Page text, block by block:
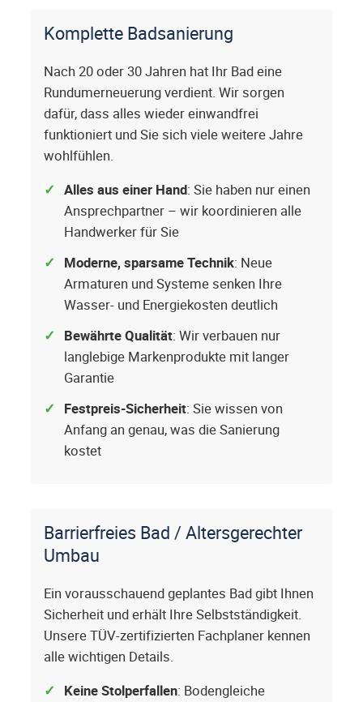
Komplette Badsanierung
Nach 20 oder 30 Jahren hat Ihr Bad eine
Rundumerneuerung verdient. Wir sorgen
dafür, dass alles wieder einwandfrei
funktioniert und Sie sich viele weitere Jahre
wohlfühlen.
Alles aus einer Hand: Sie haben nur einen
Ansprechpartner – wir koordinieren alle
Handwerker für Sie
Moderne, sparsame Technik: Neue
Armaturen und Systeme senken Ihre
Wasser- und Energiekosten deutlich
Bewährte Qualität: Wir verbauen nur
langlebige Markenprodukte mit langer
Garantie
Festpreis-Sicherheit: Sie wissen von
Anfang an genau, was die Sanierung
kostet
Barrierfreies Bad / Altersgerechter
Umbau
Ein vorausschauend geplantes Bad gibt Ihnen
Sicherheit und erhält Ihre Selbstständigkeit.
Unsere TÜV-zertifizierten Fachplaner kennen
alle wichtigen Details.
Keine Stolperfallen: Bodengleiche